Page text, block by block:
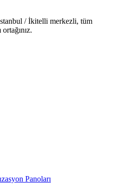
/ İkitelli merkezli, tüm
Panoları